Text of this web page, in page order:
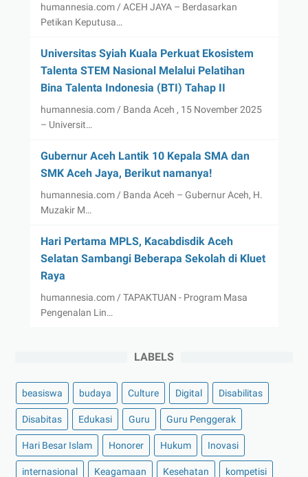
humannesia.com / ACEH JAYA – Berdasarkan
Petikan Keputusa…
Universitas Syiah Kuala Perkuat Ekosistem
Talenta STEM Nasional Melalui Pelatihan
Bina Talenta Indonesia (BTI) Tahap II
humannesia.com / Banda Aceh , 15 November 2025
– Universit…
Gubernur Aceh Lantik 10 Kepala SMA dan
SMK Aceh Jaya, Berikut namanya!
humannesia.com / Banda Aceh – Gubernur Aceh, H.
Muzakir M…
Hari Pertama MPLS, Kacabdisdik Aceh
Selatan Sambangi Beberapa Sekolah di Kluet
Raya
humannesia.com / TAPAKTUAN - Program Masa
Pengenalan Lin…
LABELS
beasiswa budaya Culture Digital Disabilitas
Disabitas Edukasi Guru Guru Penggerak
Hari Besar Islam Honorer Hukum Inovasi
internasional Keagamaan Kesehatan kompetisi